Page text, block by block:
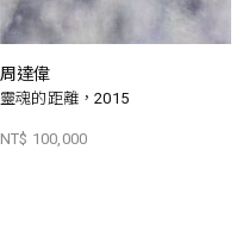
周達偉
靈魂的距離，2015
NT$ 100,000